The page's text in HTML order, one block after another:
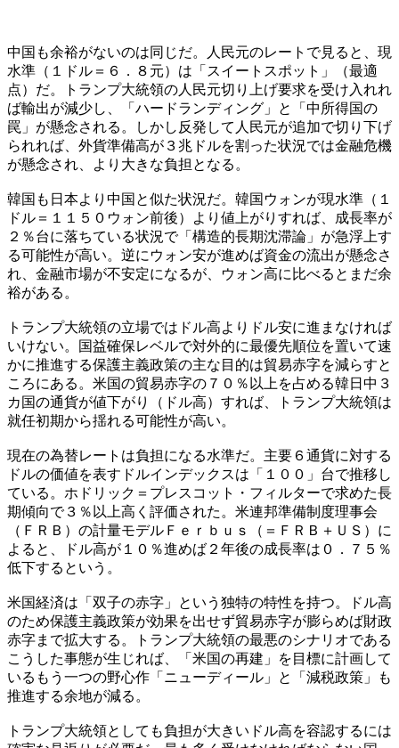
中国も余裕がないのは同じだ。人民元のレートで見ると、現
水準（１ドル＝６．８元）は「スイートスポット」（最適
点）だ。トランプ大統領の人民元切り上げ要求を受け入れれ
ば輸出が減少し、「ハードランディング」と「中所得国の
罠」が懸念される。しかし反発して人民元が追加で切り下げ
られれば、外貨準備高が３兆ドルを割った状況では金融危機
が懸念され、より大きな負担となる。
韓国も日本より中国と似た状況だ。韓国ウォンが現水準（１
ドル＝１１５０ウォン前後）より値上がりすれば、成長率が
２％台に落ちている状況で「構造的長期沈滞論」が急浮上す
る可能性が高い。逆にウォン安が進めば資金の流出が懸念さ
れ、金融市場が不安定になるが、ウォン高に比べるとまだ余
裕がある。
トランプ大統領の立場ではドル高よりドル安に進まなければ
いけない。国益確保レベルで対外的に最優先順位を置いて速
かに推進する保護主義政策の主な目的は貿易赤字を減らすと
ころにある。米国の貿易赤字の７０％以上を占める韓日中３
カ国の通貨が値下がり（ドル高）すれば、トランプ大統領は
就任初期から揺れる可能性が高い。
現在の為替レートは負担になる水準だ。主要６通貨に対する
ドルの価値を表すドルインデックスは「１００」台で推移し
ている。ホドリック＝プレスコット・フィルターで求めた長
期傾向で３％以上高く評価された。米連邦準備制度理事会
（ＦＲＢ）の計量モデルＦｅｒｂｕｓ（＝ＦＲＢ＋ＵＳ）に
よると、ドル高が１０％進めば２年後の成長率は０．７５％
低下するという。
米国経済は「双子の赤字」という独特の特性を持つ。ドル高
のため保護主義政策が効果を出せず貿易赤字が膨らめば財政
赤字まで拡大する。トランプ大統領の最悪のシナリオである
こうした事態が生じれば、「米国の再建」を目標に計画して
いるもう一つの野心作「ニューディール」と「減税政策」も
推進する余地が減る。
トランプ大統領としても負担が大きいドル高を容認するには